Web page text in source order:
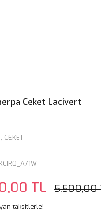
Ceket Lacivert
, CEKET
TL 5.500,00
taksitlerle!